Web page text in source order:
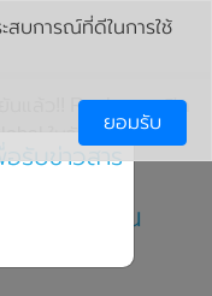
นแล้ว!! Realme จะเปิด
ในวันที่ 28
สมาร์ทโฟน
ในวันที่ 28
สบการณ์ที่ดีในการใช้
ยอมรับ
รับข่าวสาร